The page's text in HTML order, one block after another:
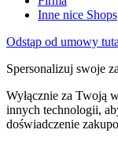
Inne nice Shops
Odstąp od umowy
Spersonalizuj swoje
Wyłącznie za Twoją
innych technologii,
doświadczenie